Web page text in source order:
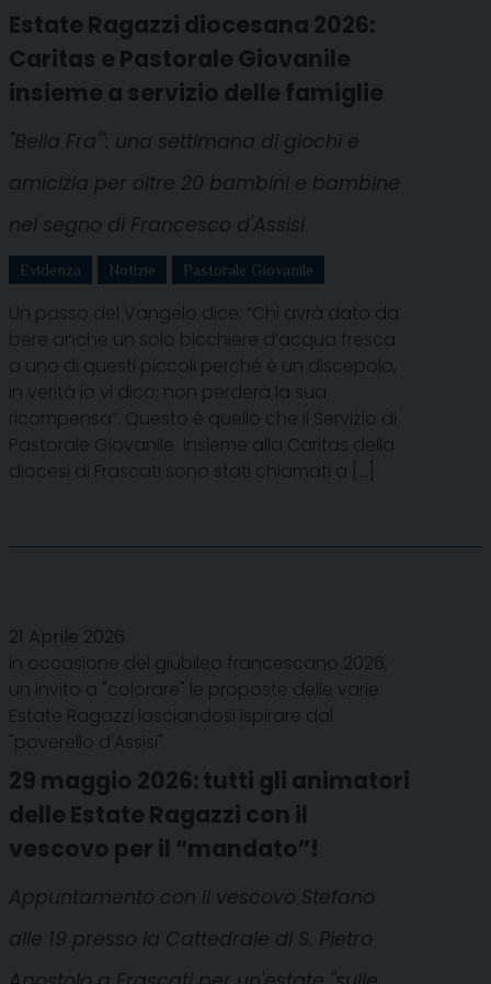
Estate Ragazzi diocesana 2026:
Caritas e Pastorale Giovanile
insieme a servizio delle famiglie
"Bella Fra'": una settimana di giochi e
amicizia per oltre 20 bambini e bambine
nel segno di Francesco d'Assisi
Evidenza Notizie Pastorale Giovanile
Un passo del Vangelo dice: “Chi avrà dato da
bere anche un solo bicchiere d’acqua fresca
a uno di questi piccoli perché è un discepolo,
in verità io vi dico: non perderà la sua
ricompensa”. Questo è quello che il Servizio di
Pastorale Giovanile insieme alla Caritas della
diocesi di Frascati sono stati chiamati a […]
21 Aprile 2026
In occasione del giubileo francescano 2026,
un invito a "colorare" le proposte delle varie
Estate Ragazzi lasciandosi ispirare dal
"poverello d'Assisi".
29 maggio 2026: tutti gli animatori
delle Estate Ragazzi con il
vescovo per il “mandato”!
Appuntamento con il vescovo Stefano
alle 19 presso la Cattedrale di S. Pietro